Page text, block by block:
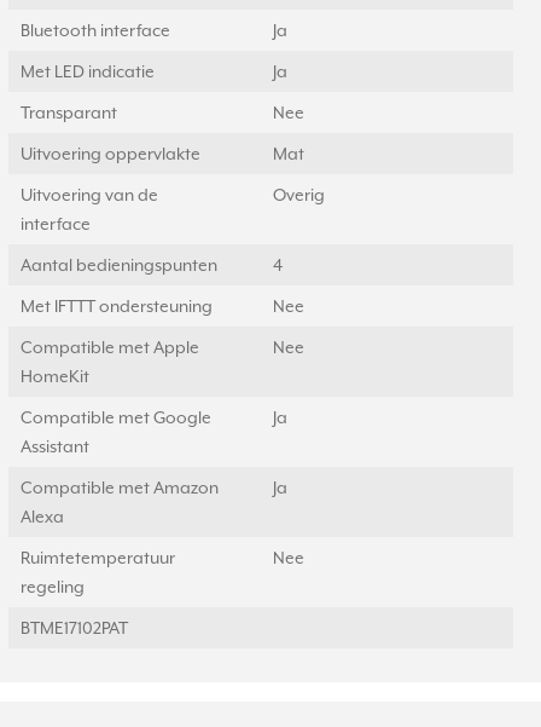
Bluetooth interface Ja
Met LED indicatie Ja
Transparant Nee
Uitvoering oppervlakte Mat
Uitvoering van de
interface
Overig
Aantal bedieningspunten 4
Met IFTTT ondersteuning Nee
Compatible met Apple
HomeKit
Nee
Compatible met Google
Assistant
Ja
Compatible met Amazon
Alexa
Ja
Ruimtetemperatuur
regeling
Nee
BTME17102PAT